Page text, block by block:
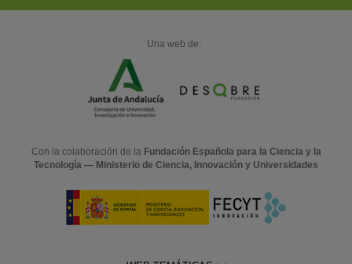
Una web de:
Con la colaboración de la Fundación Española para la Ciencia y la
Tecnología — Ministerio de Ciencia, Innovación y Universidades